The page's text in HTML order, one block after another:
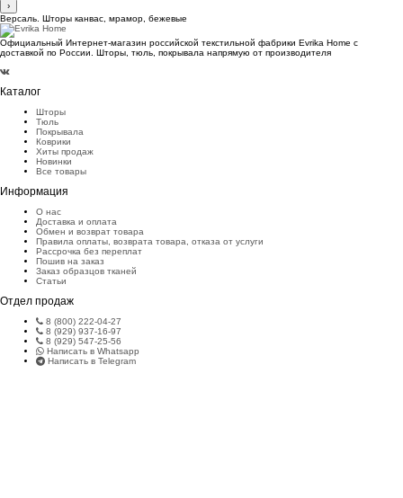
›
Версаль. Шторы канвас, мрамор, бежевые
Официальный Интернет-магазин российской текстильной фабрики Evrika Home c
доставкой по России. Шторы, тюль, покрывала напрямую от производителя
Каталог
Шторы
Тюль
Покрывала
Коврики
Хиты продаж
Новинки
Все товары
Информация
О нас
Доставка и оплата
Обмен и возврат товара
Правила оплаты, возврата товара, отказа от услуги
Рассрочка без переплат
Пошив на заказ
Заказ образцов тканей
Статьи
Отдел продаж
8 (800) 222-04-27
8 (929) 937-16-97
8 (929) 547-25-56
Написать в Whatsapp
Написать в Telegram